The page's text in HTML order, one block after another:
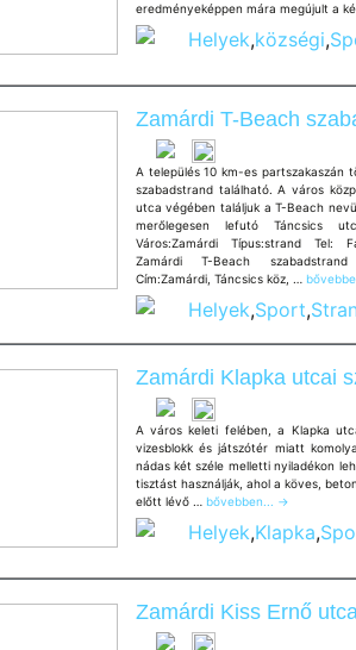
eredményeképpen mára megújult a
Helyek,községi,
Zamárdi T-Beach
A település 10 km-es partszakaszán
szabadstrand található. A város
utca végében találjuk a T-Beach
merőlegesen lefutó Táncsics
Város:Zamárdi Típus:strand Tel:
Zamárdi T-Beach szabadstrand
Cím:Zamárdi, Táncsics köz, … Zamárdi
Beach
Helyek,Sport,
Zamárdi Klapka utcai
A város keleti felében, a Klapka
vizesblokk és játszótér miatt
nádas két széle melletti nyiladékon
tisztást használják, ahol a köves,
előtt lévő …
Zamárdi
utcai
bővebben... →
Helyek,Klapka,
Zamárdi Kiss Ernő